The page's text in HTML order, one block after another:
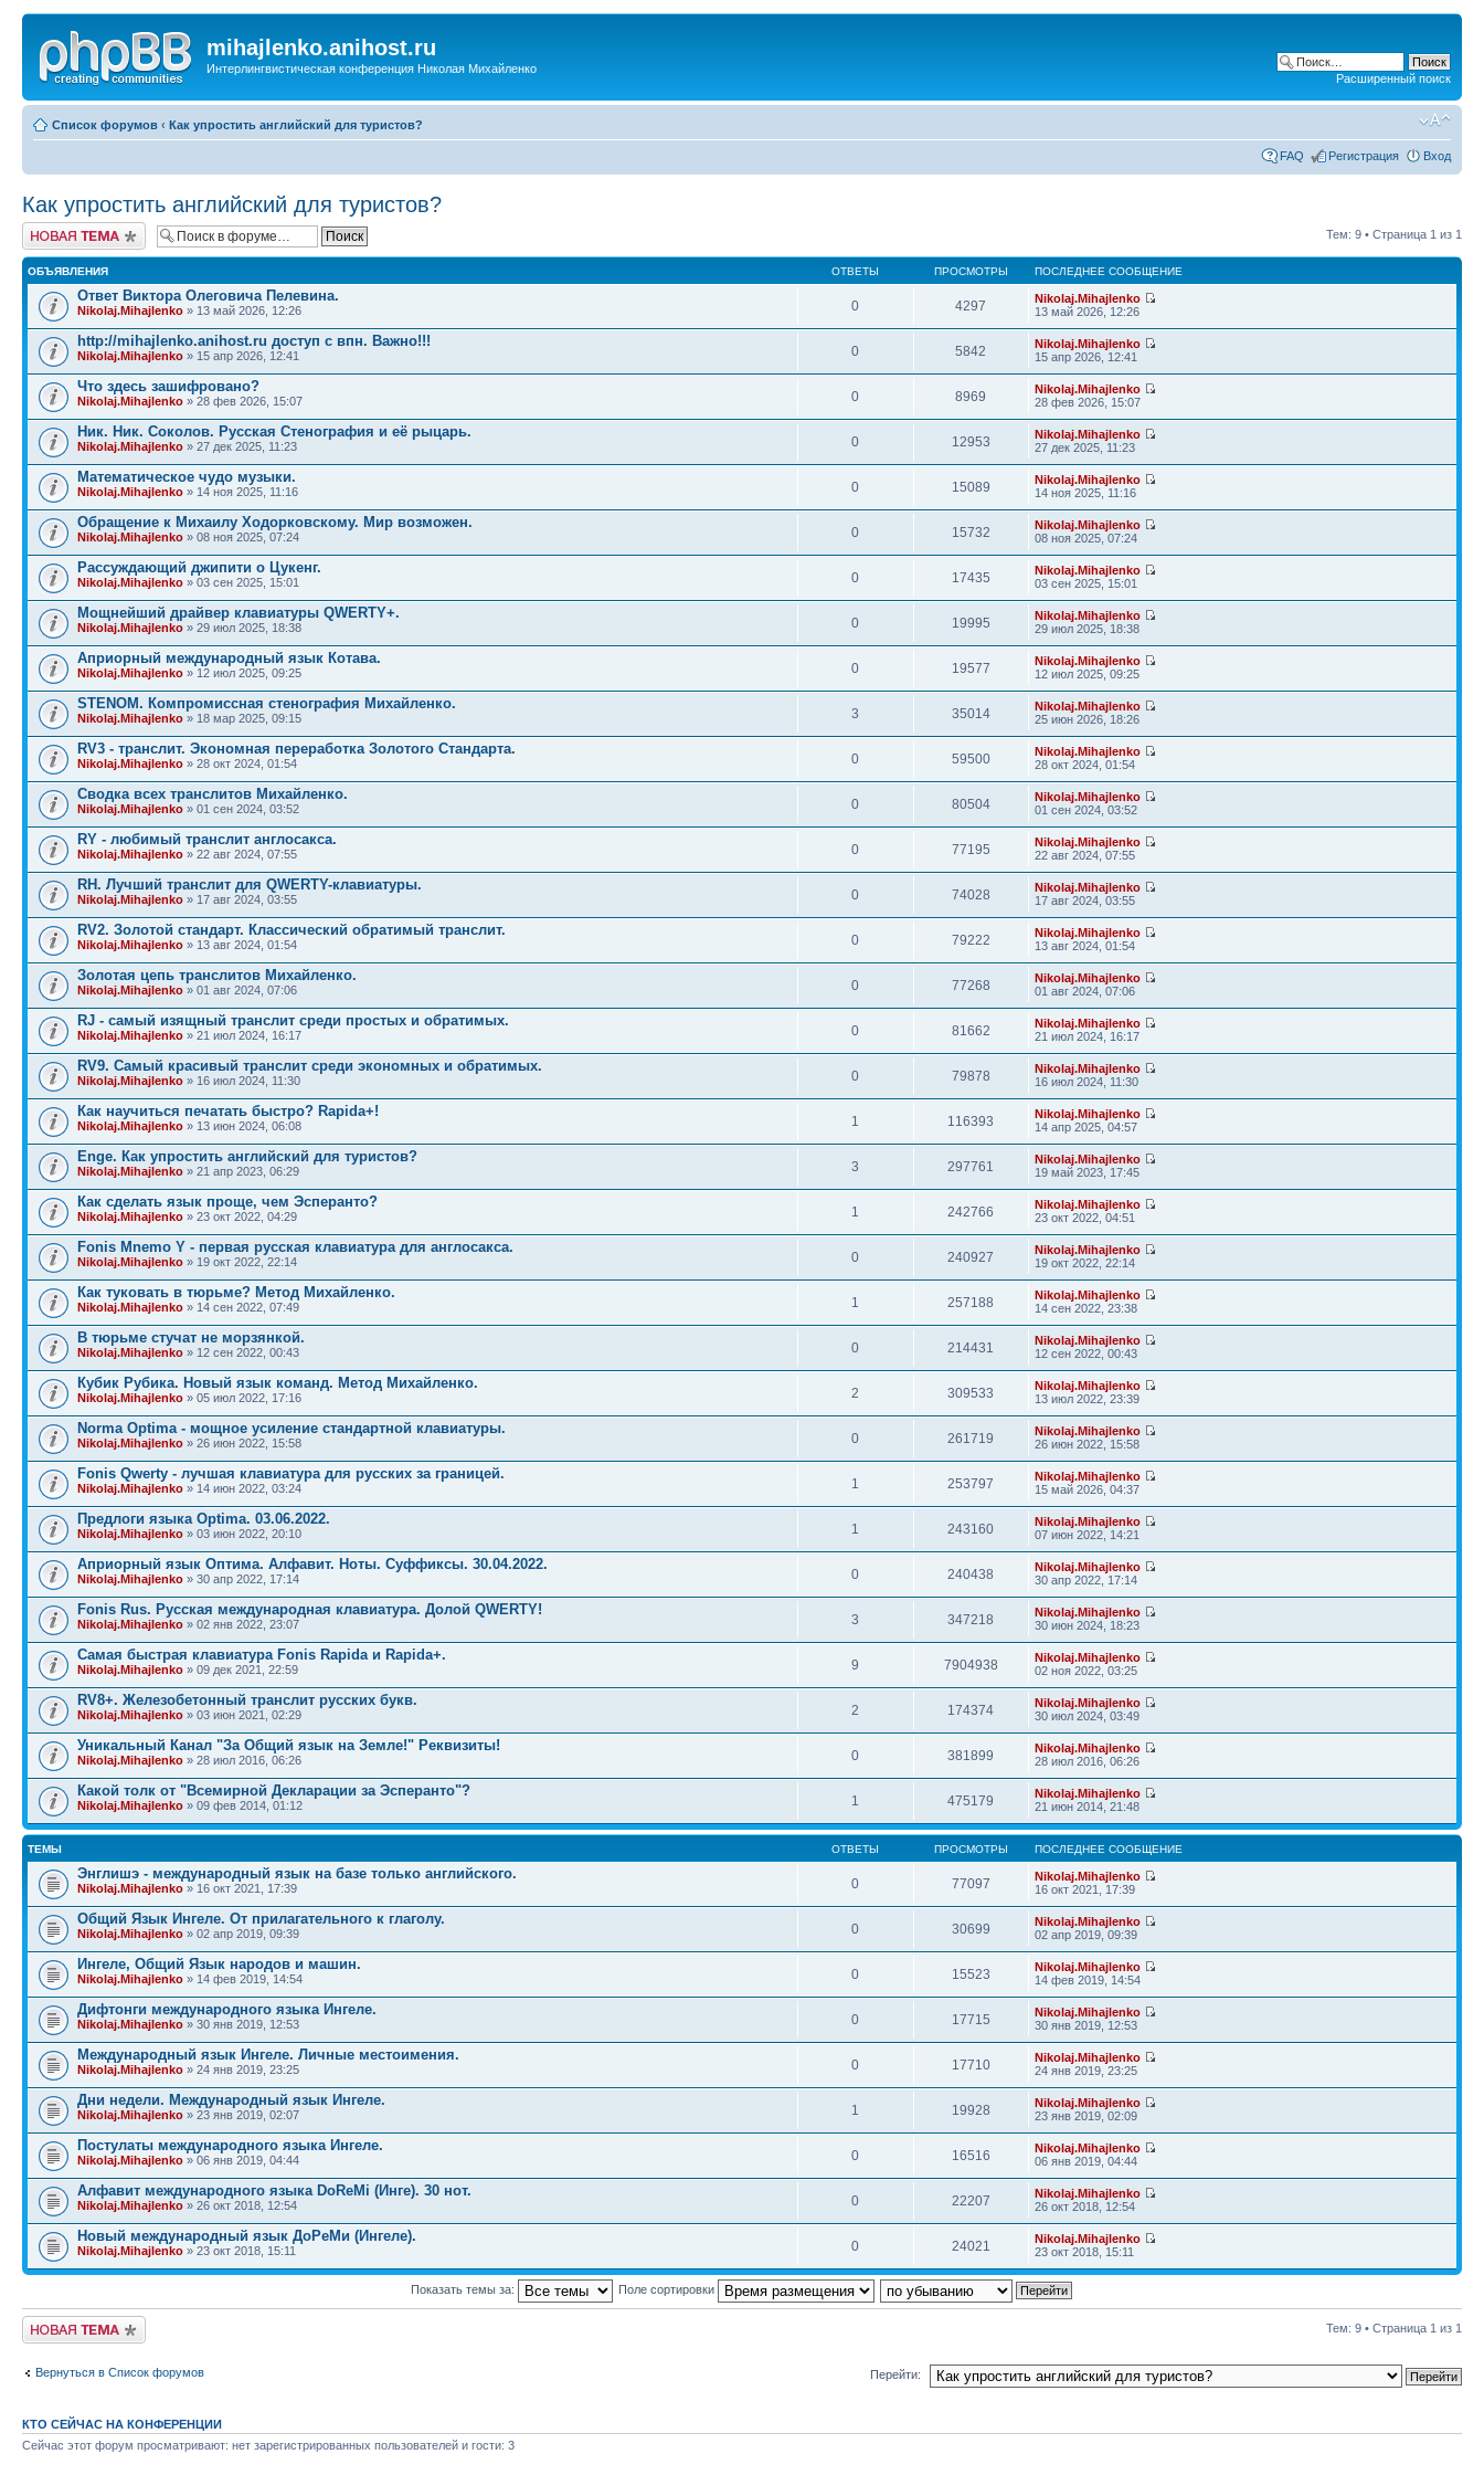
mihajlenko.anihost.ru
Интерлингвистическая конференция Николая Михайленко
Расширенный поиск
Список форумов ‹ Как упростить английский для туристов?
FAQ Регистрация Вход
Как упростить английский для туристов?
Новая тема Тем: 9 • Страница 1 из 1
ОБЪЯВЛЕНИЯ ОТВЕТЫ ПРОСМОТРЫ ПОСЛЕДНЕЕ СООБЩЕНИЕ
Ответ Виктора Олеговича Пелевина.
Nikolaj.Mihajlenko » 13 май 2026, 12:26 0 4297
Nikolaj.Mihajlenko
13 май 2026, 12:26
http://mihajlenko.anihost.ru доступ с впн. Важно!!!
Nikolaj.Mihajlenko » 15 апр 2026, 12:41 0 5842
Nikolaj.Mihajlenko
15 апр 2026, 12:41
Что здесь зашифровано?
Nikolaj.Mihajlenko » 28 фев 2026, 15:07 0 8969
Nikolaj.Mihajlenko
28 фев 2026, 15:07
Ник. Ник. Соколов. Русская Стенография и её рыцарь.
Nikolaj.Mihajlenko » 27 дек 2025, 11:23 0 12953
Nikolaj.Mihajlenko
27 дек 2025, 11:23
Математическое чудо музыки.
Nikolaj.Mihajlenko » 14 ноя 2025, 11:16 0 15089
Nikolaj.Mihajlenko
14 ноя 2025, 11:16
Обращение к Михаилу Ходорковскому. Мир возможен.
Nikolaj.Mihajlenko » 08 ноя 2025, 07:24 0 15732
Nikolaj.Mihajlenko
08 ноя 2025, 07:24
Рассуждающий джипити о Цукенг.
Nikolaj.Mihajlenko » 03 сен 2025, 15:01 0 17435
Nikolaj.Mihajlenko
03 сен 2025, 15:01
Мощнейший драйвер клавиатуры QWERTY+.
Nikolaj.Mihajlenko » 29 июл 2025, 18:38 0 19995
Nikolaj.Mihajlenko
29 июл 2025, 18:38
Априорный международный язык Котава.
Nikolaj.Mihajlenko » 12 июл 2025, 09:25 0 19577
Nikolaj.Mihajlenko
12 июл 2025, 09:25
STENOM. Компромиссная стенография Михайленко.
Nikolaj.Mihajlenko » 18 мар 2025, 09:15 3 35014
Nikolaj.Mihajlenko
25 июн 2026, 18:26
RV3 - транслит. Экономная переработка Золотого Стандарта.
Nikolaj.Mihajlenko » 28 окт 2024, 01:54 0 59500
Nikolaj.Mihajlenko
28 окт 2024, 01:54
Сводка всех транслитов Михайленко.
Nikolaj.Mihajlenko » 01 сен 2024, 03:52 0 80504
Nikolaj.Mihajlenko
01 сен 2024, 03:52
RY - любимый транслит англосакса.
Nikolaj.Mihajlenko » 22 авг 2024, 07:55 0 77195
Nikolaj.Mihajlenko
22 авг 2024, 07:55
RH. Лучший транслит для QWERTY-клавиатуры.
Nikolaj.Mihajlenko » 17 авг 2024, 03:55 0 74028
Nikolaj.Mihajlenko
17 авг 2024, 03:55
RV2. Золотой стандарт. Классический обратимый транслит.
Nikolaj.Mihajlenko » 13 авг 2024, 01:54 0 79222
Nikolaj.Mihajlenko
13 авг 2024, 01:54
Золотая цепь транслитов Михайленко.
Nikolaj.Mihajlenko » 01 авг 2024, 07:06 0 77268
Nikolaj.Mihajlenko
01 авг 2024, 07:06
RJ - самый изящный транслит среди простых и обратимых.
Nikolaj.Mihajlenko » 21 июл 2024, 16:17 0 81662
Nikolaj.Mihajlenko
21 июл 2024, 16:17
RV9. Самый красивый транслит среди экономных и обратимых.
Nikolaj.Mihajlenko » 16 июл 2024, 11:30 0 79878
Nikolaj.Mihajlenko
16 июл 2024, 11:30
Как научиться печатать быстро? Rapida+!
Nikolaj.Mihajlenko » 13 июн 2024, 06:08 1 116393
Nikolaj.Mihajlenko
14 апр 2025, 04:57
Enge. Как упростить английский для туристов?
Nikolaj.Mihajlenko » 21 апр 2023, 06:29 3 297761
Nikolaj.Mihajlenko
19 май 2023, 17:45
Как сделать язык проще, чем Эсперанто?
Nikolaj.Mihajlenko » 23 окт 2022, 04:29 1 242766
Nikolaj.Mihajlenko
23 окт 2022, 04:51
Fonis Mnemo Y - первая русская клавиатура для англосакса.
Nikolaj.Mihajlenko » 19 окт 2022, 22:14 0 240927
Nikolaj.Mihajlenko
19 окт 2022, 22:14
Как туковать в тюрьме? Метод Михайленко.
Nikolaj.Mihajlenko » 14 сен 2022, 07:49 1 257188
Nikolaj.Mihajlenko
14 сен 2022, 23:38
В тюрьме стучат не морзянкой.
Nikolaj.Mihajlenko » 12 сен 2022, 00:43 0 214431
Nikolaj.Mihajlenko
12 сен 2022, 00:43
Кубик Рубика. Новый язык команд. Метод Михайленко.
Nikolaj.Mihajlenko » 05 июл 2022, 17:16 2 309533
Nikolaj.Mihajlenko
13 июл 2022, 23:39
Norma Optima - мощное усиление стандартной клавиатуры.
Nikolaj.Mihajlenko » 26 июн 2022, 15:58 0 261719
Nikolaj.Mihajlenko
26 июн 2022, 15:58
Fonis Qwerty - лучшая клавиатура для русских за границей.
Nikolaj.Mihajlenko » 14 июн 2022, 03:24 1 253797
Nikolaj.Mihajlenko
15 май 2026, 04:37
Предлоги языка Optima. 03.06.2022.
Nikolaj.Mihajlenko » 03 июн 2022, 20:10 1 243160
Nikolaj.Mihajlenko
07 июн 2022, 14:21
Априорный язык Оптима. Алфавит. Ноты. Суффиксы. 30.04.2022.
Nikolaj.Mihajlenko » 30 апр 2022, 17:14 0 240438
Nikolaj.Mihajlenko
30 апр 2022, 17:14
Fonis Rus. Русская международная клавиатура. Долой QWERTY!
Nikolaj.Mihajlenko » 02 янв 2022, 23:07 3 347218
Nikolaj.Mihajlenko
30 июн 2024, 18:23
Самая быстрая клавиатура Fonis Rapida и Rapida+.
Nikolaj.Mihajlenko » 09 дек 2021, 22:59 9 7904938
Nikolaj.Mihajlenko
02 ноя 2022, 03:25
RV8+. Железобетонный транслит русских букв.
Nikolaj.Mihajlenko » 03 июн 2021, 02:29 2 174374
Nikolaj.Mihajlenko
30 июл 2024, 03:49
Уникальный Канал "За Общий язык на Земле!" Реквизиты!
Nikolaj.Mihajlenko » 28 июл 2016, 06:26 0 381899
Nikolaj.Mihajlenko
28 июл 2016, 06:26
Какой толк от "Всемирной Декларации за Эсперанто"?
Nikolaj.Mihajlenko » 09 фев 2014, 01:12 1 475179
Nikolaj.Mihajlenko
21 июн 2014, 21:48
ТЕМЫ ОТВЕТЫ ПРОСМОТРЫ ПОСЛЕДНЕЕ СООБЩЕНИЕ
Энглишэ - международный язык на базе только английского.
Nikolaj.Mihajlenko » 16 окт 2021, 17:39 0 77097
Nikolaj.Mihajlenko
16 окт 2021, 17:39
Общий Язык Ингеле. От прилагательного к глаголу.
Nikolaj.Mihajlenko » 02 апр 2019, 09:39 0 30699
Nikolaj.Mihajlenko
02 апр 2019, 09:39
Ингеле, Общий Язык народов и машин.
Nikolaj.Mihajlenko » 14 фев 2019, 14:54 0 15523
Nikolaj.Mihajlenko
14 фев 2019, 14:54
Дифтонги международного языка Ингеле.
Nikolaj.Mihajlenko » 30 янв 2019, 12:53 0 17715
Nikolaj.Mihajlenko
30 янв 2019, 12:53
Международный язык Ингеле. Личные местоимения.
Nikolaj.Mihajlenko » 24 янв 2019, 23:25 0 17710
Nikolaj.Mihajlenko
24 янв 2019, 23:25
Дни недели. Международный язык Ингеле.
Nikolaj.Mihajlenko » 23 янв 2019, 02:07 1 19928
Nikolaj.Mihajlenko
23 янв 2019, 02:09
Постулаты международного языка Ингеле.
Nikolaj.Mihajlenko » 06 янв 2019, 04:44 0 16516
Nikolaj.Mihajlenko
06 янв 2019, 04:44
Алфавит международного языка DoReMi (Инге). 30 нот.
Nikolaj.Mihajlenko » 26 окт 2018, 12:54 0 22207
Nikolaj.Mihajlenko
26 окт 2018, 12:54
Новый международный язык ДоРеМи (Ингеле).
Nikolaj.Mihajlenko » 23 окт 2018, 15:11 0 24021
Nikolaj.Mihajlenko
23 окт 2018, 15:11
Показать темы за: Поле сортировки
Новая тема Тем: 9 • Страница 1 из 1
Вернуться в Список форумов Перейти:
КТО СЕЙЧАС НА КОНФЕРЕНЦИИ
Сейчас этот форум просматривают: нет зарегистрированных пользователей и гости: 3